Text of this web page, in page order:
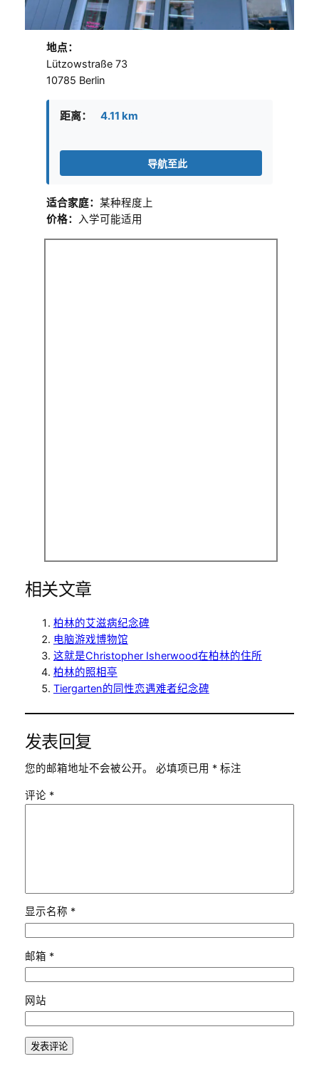
地点：
Lützowstraße 73
10785 Berlin
距离： 4.11 km
适合家庭：某种程度上
相关文章
柏林的艾滋病纪念碑
这就是Christopher Isherwood在柏林的住所
柏林的照相亭
Tiergarten的同性恋遇难者纪念碑
发表回复
您的邮箱地址不会被公开。
评论*